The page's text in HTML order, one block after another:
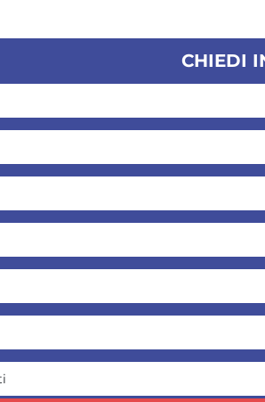
CHIEDI